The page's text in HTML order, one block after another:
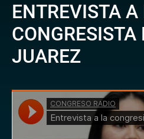
ENTREVISTA A
CONGRESISTA
JUAREZ